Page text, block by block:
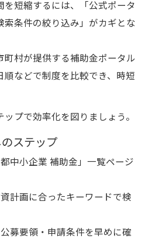
を短縮するには、「公式ポータ
索条件の絞り込み」がカギとな
町村が提供する補助金ポータル
順などで制度を比較でき、時短
プで効率化を図りましょう。
ステップ
中小企業 補助金」一覧ページ
計画に合ったキーワードで検
募要領・申請条件を早めに確